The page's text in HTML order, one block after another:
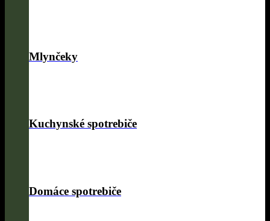
Mlynčeky
Kuchynské spotrebiče
Domáce spotrebiče